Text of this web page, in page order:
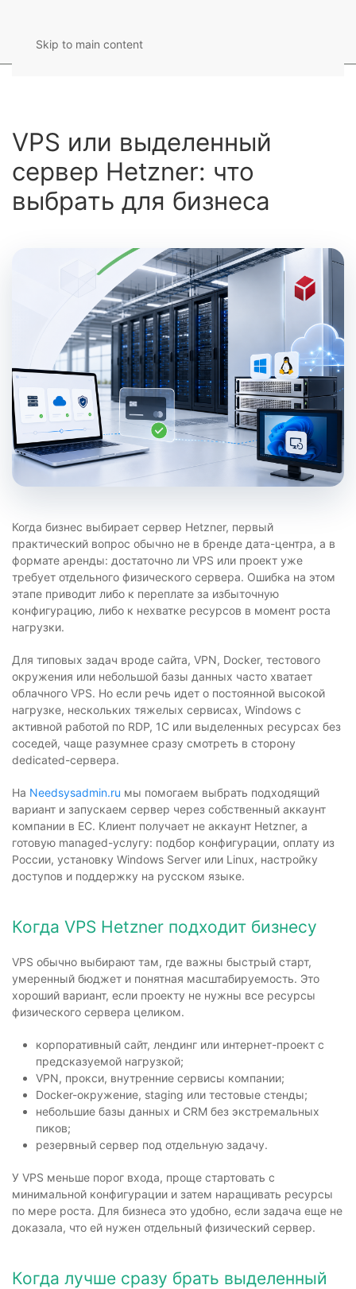
Skip to main content
VPS или выделенный
сервер Hetzner: что
выбрать для бизнеса
Когда бизнес выбирает сервер Hetzner, первый
практический вопрос обычно не в бренде дата-центра, а в
формате аренды: достаточно ли VPS или проект уже
требует отдельного физического сервера. Ошибка на этом
этапе приводит либо к переплате за избыточную
конфигурацию, либо к нехватке ресурсов в момент роста
нагрузки.
Для типовых задач вроде сайта, VPN, Docker, тестового
окружения или небольшой базы данных часто хватает
облачного VPS. Но если речь идет о постоянной высокой
нагрузке, нескольких тяжелых сервисах, Windows с
активной работой по RDP, 1С или выделенных ресурсах без
соседей, чаще разумнее сразу смотреть в сторону
dedicated-сервера.
На Needsysadmin.ru мы помогаем выбрать подходящий
вариант и запускаем сервер через собственный аккаунт
компании в ЕС. Клиент получает не аккаунт Hetzner, а
готовую managed-услугу: подбор конфигурации, оплату из
России, установку Windows Server или Linux, настройку
доступов и поддержку на русском языке.
Когда VPS Hetzner подходит бизнесу
VPS обычно выбирают там, где важны быстрый старт,
умеренный бюджет и понятная масштабируемость. Это
хороший вариант, если проекту не нужны все ресурсы
физического сервера целиком.
корпоративный сайт, лендинг или интернет-проект с
предсказуемой нагрузкой;
VPN, прокси, внутренние сервисы компании;
Docker-окружение, staging или тестовые стенды;
небольшие базы данных и CRM без экстремальных
пиков;
резервный сервер под отдельную задачу.
У VPS меньше порог входа, проще стартовать с
минимальной конфигурации и затем наращивать ресурсы
по мере роста. Для бизнеса это удобно, если задача еще не
доказала, что ей нужен отдельный физический сервер.
Когда лучше сразу брать выделенный